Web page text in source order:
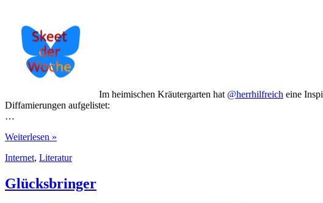
Im heimischen Kräutergarten hat @herrhilfreich eine
Diffamierungen aufgelistet:
…
Beleidigungen
Kräutergarten
Weiterlesen »
Internet, Literatur
Glücksbringer